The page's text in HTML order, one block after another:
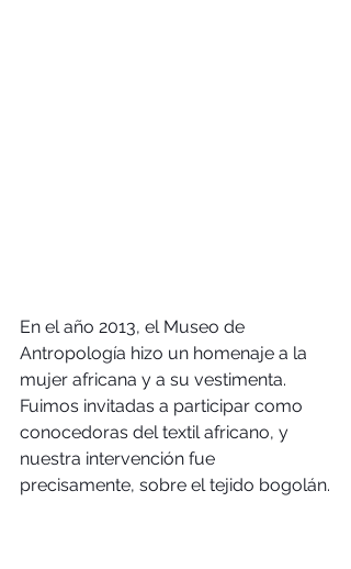
En el año 2013, el Museo de
Antropología hizo un homenaje a la
mujer africana y a su vestimenta.
Fuimos invitadas a participar como
conocedoras del textil africano, y
nuestra intervención fue
precisamente, sobre el tejido bogolán.